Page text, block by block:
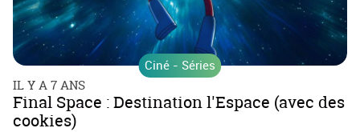
Ciné - Séries
IL Y A 7 ANS
Final Space : Destination l'Espace (avec des
cookies)